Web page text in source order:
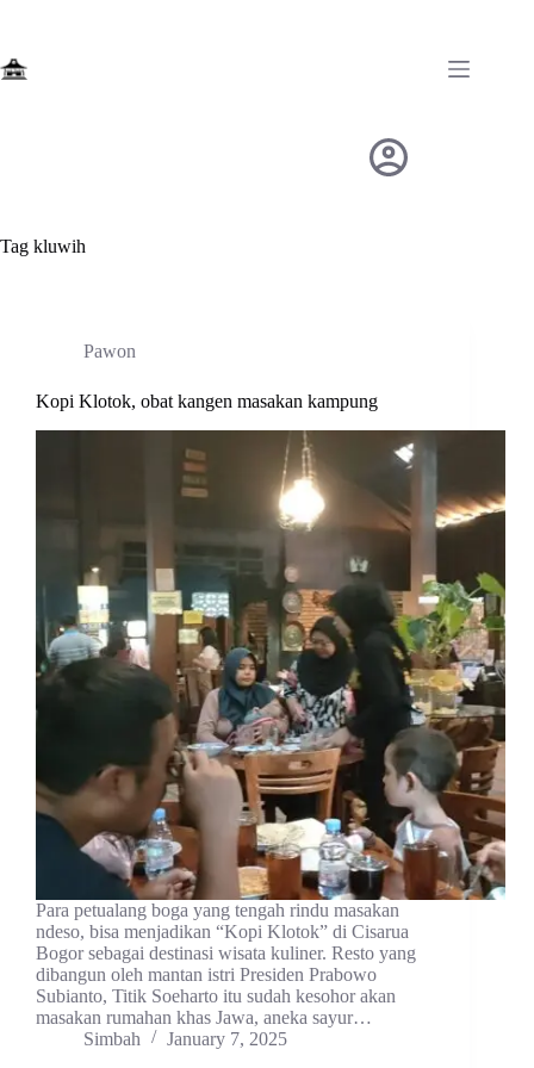
Tag kluwih
Pawon
Kopi Klotok, obat kangen masakan kampung
Para petualang boga yang tengah rindu masakan
ndeso, bisa menjadikan “Kopi Klotok” di Cisarua
Bogor sebagai destinasi wisata kuliner. Resto yang
dibangun oleh mantan istri Presiden Prabowo
Subianto, Titik Soeharto itu sudah kesohor akan
masakan rumahan khas Jawa, aneka sayur…
Simbah
January 7, 2025